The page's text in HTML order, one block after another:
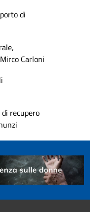
di
Carloni
recupero